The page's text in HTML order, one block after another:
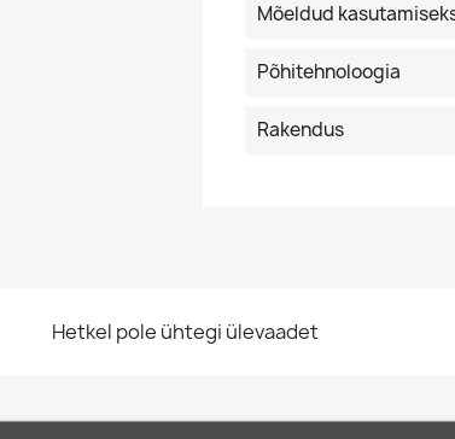
Mõeldud
Põhitehnoloogia
Rakendus
Hetkel pole ühtegi ülevaadet